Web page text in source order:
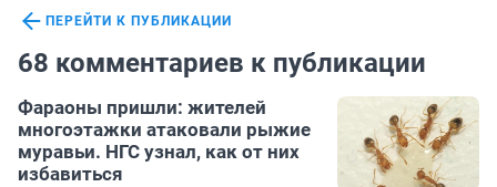
ПЕРЕЙТИ К ПУБЛИКАЦИИ
68 комментариев к публикации
Фараоны пришли: жителей
многоэтажки атаковали рыжие
муравьи. НГС узнал, как от них
избавиться